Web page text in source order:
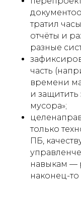
тратил
отчёты и
разные
часть
времени
и защитить
мусора»;
только
ПБ,
навыкам —
наконец-